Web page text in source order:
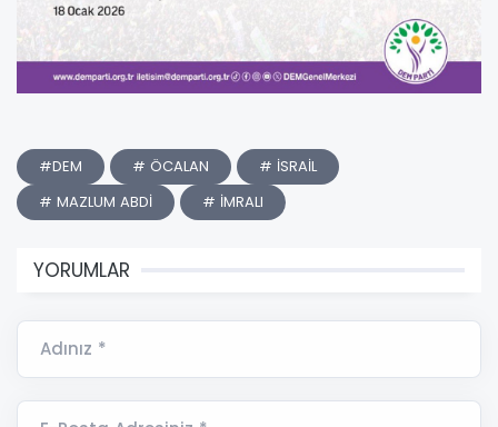
#DEM # ÖCALAN
# İSRAİL
# MAZLUM ABDİ
# İMRALI
YORUMLAR
Adınız *